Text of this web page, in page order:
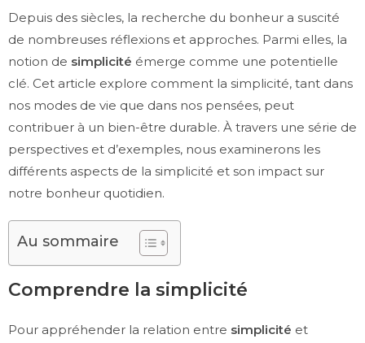
Depuis des siècles, la recherche du bonheur a suscité
de nombreuses réflexions et approches. Parmi elles, la
notion de simplicité émerge comme une potentielle
clé. Cet article explore comment la simplicité, tant dans
nos modes de vie que dans nos pensées, peut
contribuer à un bien-être durable. À travers une série de
perspectives et d’exemples, nous examinerons les
différents aspects de la simplicité et son impact sur
notre bonheur quotidien.
Au sommaire
Comprendre la simplicité
Pour appréhender la relation entre simplicité et